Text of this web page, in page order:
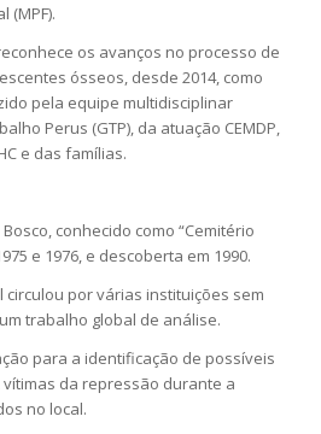
(MPF).
os avanços no processo de
ósseos, desde 2014, como
pela equipe multidisciplinar
Perus (GTP), da atuação CEMDP,
e das famílias.
conhecido como “Cemitério
e 1976, e descoberta em 1990.
por várias instituições sem
trabalho global de análise.
para a identificação de possíveis
da repressão durante a
no local.